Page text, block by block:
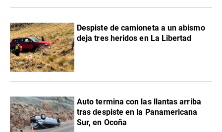
Despiste de camioneta a un abismo
deja tres heridos en La Libertad
Auto termina con las llantas arriba
tras despiste en la Panamericana
Sur, en Ocoña